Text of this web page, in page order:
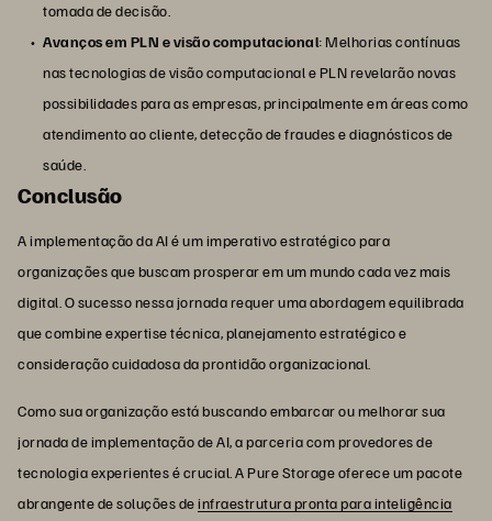
tomada de decisão.
Avanços em PLN e visão computacional: Melhorias contínuas
nas tecnologias de visão computacional e PLN revelarão novas
possibilidades para as empresas, principalmente em áreas como
atendimento ao cliente, detecção de fraudes e diagnósticos de
saúde.
Conclusão
A implementação da AI é um imperativo estratégico para
organizações que buscam prosperar em um mundo cada vez mais
digital. O sucesso nessa jornada requer uma abordagem equilibrada
que combine expertise técnica, planejamento estratégico e
consideração cuidadosa da prontidão organizacional.
Como sua organização está buscando embarcar ou melhorar sua
jornada de implementação de AI, a parceria com provedores de
tecnologia experientes é crucial. A Pure Storage oferece um pacote
abrangente de soluções deinfraestrutura pronta para inteligência